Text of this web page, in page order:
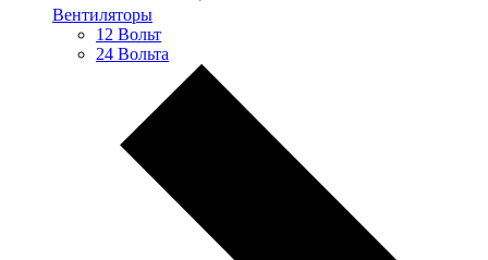
Вентиляторы
12 Вольт
24 Вольта